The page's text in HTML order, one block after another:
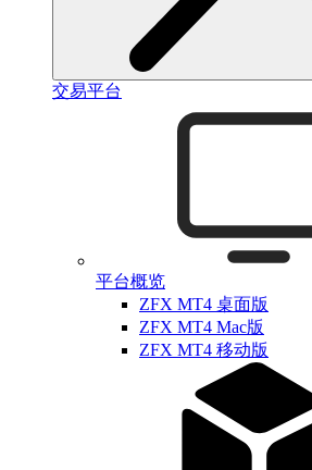
交易平台
平台概览
ZFX MT4 桌面版
ZFX MT4 Mac版
ZFX MT4 移动版